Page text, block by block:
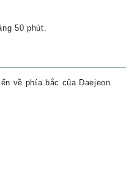
50 phút.
về phía bắc của Daejeon.